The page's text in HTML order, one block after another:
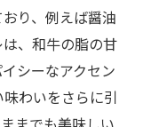
り、例えば醤油
、和牛の脂の甘
シーなアクセン
わいをさらに引